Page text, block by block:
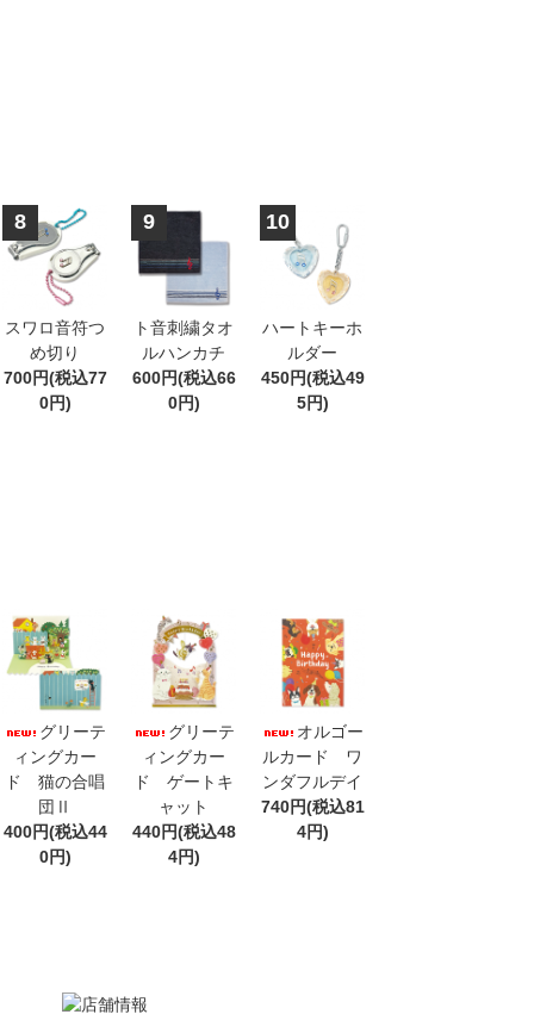
8
スワロ音符つ
め切り
700円(税込77
0円)
9
ト音刺繍タオ
ルハンカチ
600円(税込66
0円)
10
ハートキーホ
ルダー
450円(税込49
5円)
グリーテ
ィングカー
ド 猫の合唱
団Ⅱ
400円(税込44
0円)
グリーテ
ィングカー
ド ゲートキ
ャット
440円(税込48
4円)
オルゴー
ルカード ワ
ンダフルデイ
740円(税込81
4円)